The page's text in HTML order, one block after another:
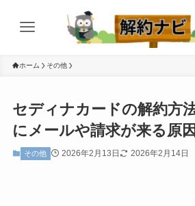
ホーム その他
セディナカードの解約方
にメールや請求が来る原
その他 2026年2月13日 2026年2月14日